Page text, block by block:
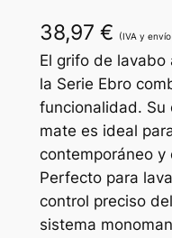
38,97 € (IVA y
El grifo de
la Serie Ebro
funcionalidad. Su
mate es ideal
contemporáneo y
Perfecto para
control preciso
sistema